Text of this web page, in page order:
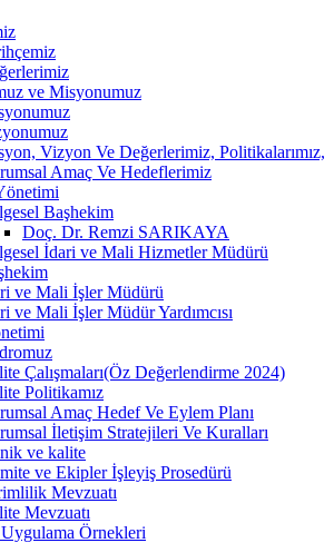
ve Misyonumuz
Vizyon Ve Değerlerimiz, Politikalarımız,
Amaç Ve Hedeflerimiz
Başhekim
Doç. Dr. Remzi SARIKAYA
İdari ve Mali Hizmetler Müdürü
ve Mali İşler Müdürü
ve Mali İşler Müdür Yardımcısı
Çalışmaları(Öz Değerlendirme 2024)
Politikamız
Amaç Hedef Ve Eylem Planı
İletişim Stratejileri Ve Kuralları
ve kalite
ve Ekipler İşleyiş Prosedürü
Mevzuatı
Mevzuatı
Örnekleri